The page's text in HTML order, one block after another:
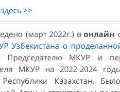
здесь >>
(март 2022г.) вонлайн
Узбекистана о
Председателю МКУР и
МКУР на 2022-2024
Казахстан.